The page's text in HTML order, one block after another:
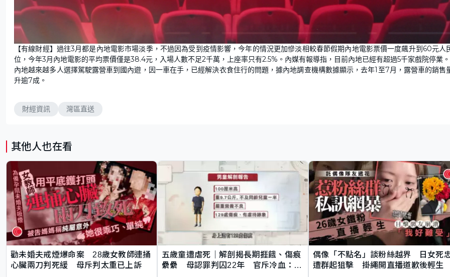
【有線財經】過往3月都是內地電影市場淡季，不過因為受到疫情影響，今年的情況更加慘淡相較春節假期內地電影票價一度飆升到60元人
位，今年3月內地電影的平均票價僅是38.4元，入場人數不足2千萬，上座率只有2.5%。內媒有報導指，目前內地已經有超過5千家戲院停業。
內地越來越多人選擇駕駛露營車到國內遊，因一車在手，已經解決衣食住行的問題，據內地調查機構數據顯示，去年1至7月，露營車的銷售
升逾7成。
財經資訊 灣區直送
其他人也在看
勸未婚夫戒煙爆命案 28歲女教師連捅
心臟兩刀判死緩 母斥判太重已上訴
五歲童遭虐死｜解剖揭長期捱餓、傷痕
纍纍 母認罪判囚22年 官斥冷血：同
偶像「不點名」談粉絲越界 日女死
遭群起狙擊 掛繩開直播道歉後輕生